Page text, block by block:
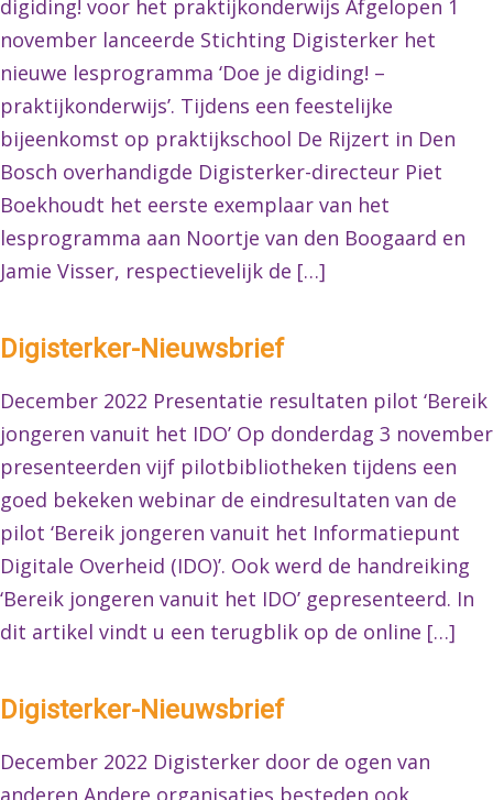
digiding! voor het praktijkonderwijs Afgelopen 1
november lanceerde Stichting Digisterker het
nieuwe lesprogramma ‘Doe je digiding! –
praktijkonderwijs’. Tijdens een feestelijke
bijeenkomst op praktijkschool De Rijzert in Den
Bosch overhandigde Digisterker-directeur Piet
Boekhoudt het eerste exemplaar van het
lesprogramma aan Noortje van den Boogaard en
Jamie Visser, respectievelijk de […]
Digisterker-Nieuwsbrief
December 2022 Presentatie resultaten pilot ‘Bereik
jongeren vanuit het IDO’ Op donderdag 3 november
presenteerden vijf pilotbibliotheken tijdens een
goed bekeken webinar de eindresultaten van de
pilot ‘Bereik jongeren vanuit het Informatiepunt
Digitale Overheid (IDO)’. Ook werd de handreiking
‘Bereik jongeren vanuit het IDO’ gepresenteerd. In
dit artikel vindt u een terugblik op de online […]
Digisterker-Nieuwsbrief
December 2022 Digisterker door de ogen van
anderen Andere organisaties besteden ook